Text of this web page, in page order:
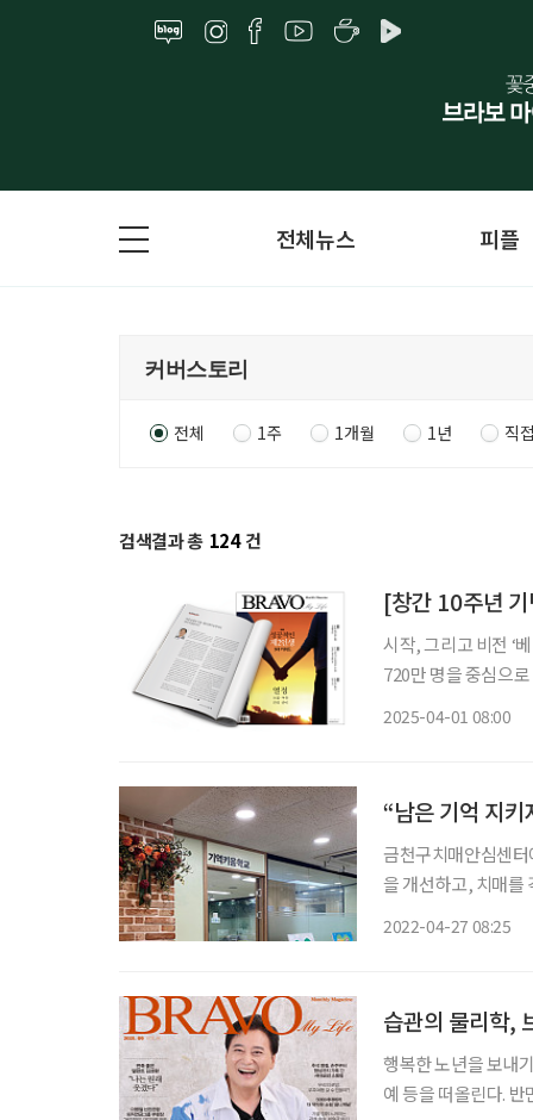
전체뉴스 피플
전체 1주 1개월 1년 직
검색결과 총 124 건
[창간 10주년
시작, 그리고 비전 ‘
720만 명을 중심으
2025-04-01 08:00
“남은 기억 지
금천구치매안심센
을 개선하고, 치매를
2022-04-27 08:25
습관의 물리학,
행복한 노년을 보내
예 등을 떠올린다.